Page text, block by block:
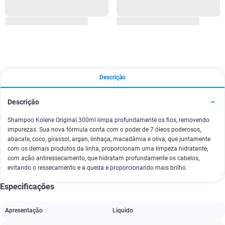
Descrição
Descrição
Shampoo Kolene Original 300ml limpa profundamente os fios, removendo
impurezas. Sua nova fórmula conta com o poder de 7 óleos poderosos,
abacate, coco, girassol, argan, linhaça, macadâmia e oliva, que juntamente
com os demais produtos da linha, proporcionam uma limpeza hidratante,
com ação antiressecamento, que hidratam profundamente os cabelos,
evitando o ressecamento e a queda e proporcionando mais brilho.
Especificações
Apresentação Liquido